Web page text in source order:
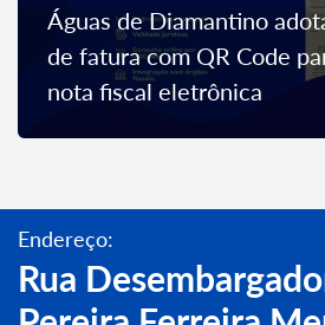
Águas de Diamantino
de fatura com QR Code
nota fiscal eletrônica
Endereço:
Rua